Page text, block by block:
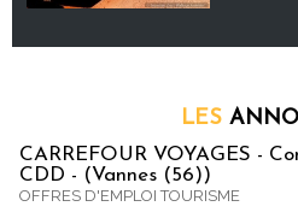
LES
CARREFOUR VOYAGES -
CDD - (Vannes (56))
OFFRES D'EMPLOI TOURISME